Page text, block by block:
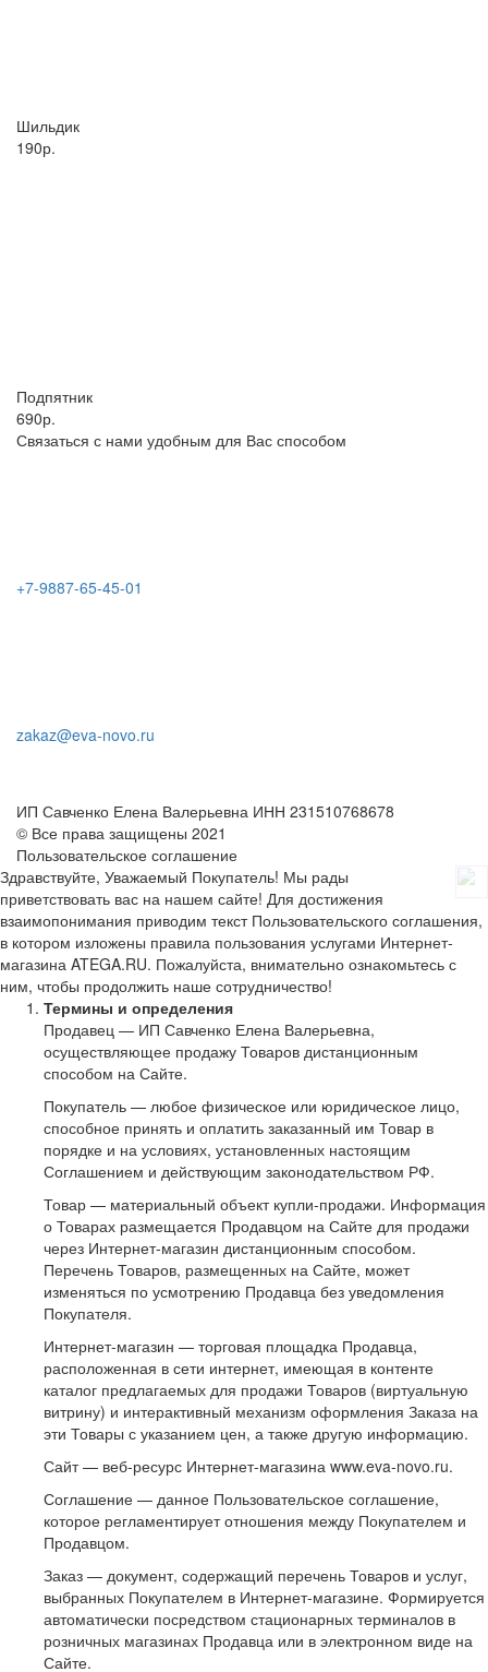
Шильдик
190р.
Подпятник
690р.
Связаться с нами удобным для Вас способом
+7-9887-65-45-01
zakaz@eva-novo.ru
ИП Савченко Елена Валерьевна ИНН 231510768678
© Все права защищены 2021
Пользовательское соглашение
Здравствуйте, Уважаемый Покупатель! Мы рады
приветствовать вас на нашем сайте! Для достижения
взаимопонимания приводим текст Пользовательского соглашения,
в котором изложены правила пользования услугами Интернет-
магазина ATEGA.RU. Пожалуйста, внимательно ознакомьтесь с
ним, чтобы продолжить наше сотрудничество!
Термины и определения
Продавец — ИП Савченко Елена Валерьевна,
осуществляющее продажу Товаров дистанционным
способом на Сайте.
Покупатель — любое физическое или юридическое лицо,
способное принять и оплатить заказанный им Товар в
порядке и на условиях, установленных настоящим
Соглашением и действующим законодательством РФ.
Товар — материальный объект купли-продажи. Информация
о Товарах размещается Продавцом на Сайте для продажи
через Интернет-магазин дистанционным способом.
Перечень Товаров, размещенных на Сайте, может
изменяться по усмотрению Продавца без уведомления
Покупателя.
Интернет-магазин — торговая площадка Продавца,
расположенная в сети интернет, имеющая в контенте
каталог предлагаемых для продажи Товаров (виртуальную
витрину) и интерактивный механизм оформления Заказа на
эти Товары с указанием цен, а также другую информацию.
Сайт — веб-ресурс Интернет-магазина www.eva-novo.ru.
Соглашение — данное Пользовательское соглашение,
которое регламентирует отношения между Покупателем и
Продавцом.
Заказ — документ, содержащий перечень Товаров и услуг,
выбранных Покупателем в Интернет-магазине. Формируется
автоматически посредством стационарных терминалов в
розничных магазинах Продавца или в электронном виде на
Сайте.